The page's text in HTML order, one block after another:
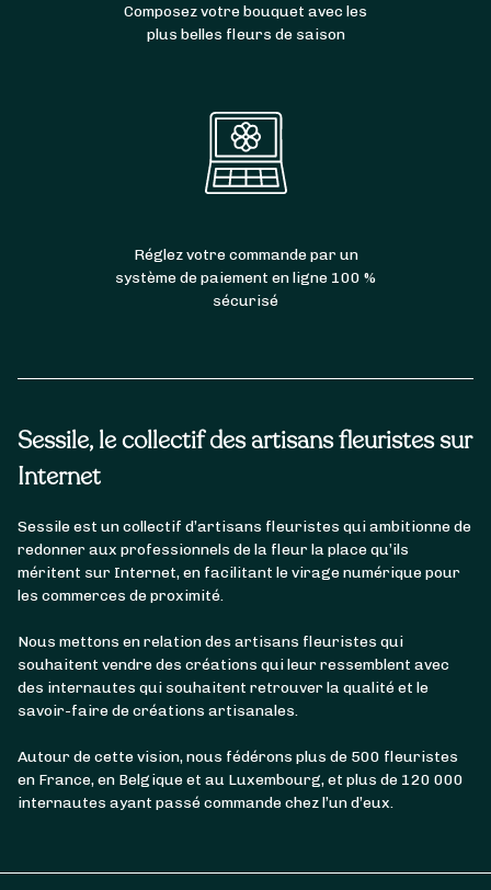
Sessile, le collectif des artisans fleuristes sur
Internet
Sessile est un collectif d’artisans fleuristes qui ambitionne de
redonner aux professionnels de la fleur la place qu’ils
méritent sur Internet, en facilitant le virage numérique pour
les commerces de proximité.
Nous mettons en relation des artisans fleuristes qui
souhaitent vendre des créations qui leur ressemblent avec
des internautes qui souhaitent retrouver la qualité et le
savoir-faire de créations artisanales.
Autour de cette vision, nous fédérons plus de 500 fleuristes
en France, en Belgique et au Luxembourg, et plus de 120 000
internautes ayant passé commande chez l’un d’eux.
Composez votre bouquet avec les
plus belles fleurs de saison
Réglez votre commande par un
système de paiement en ligne 100 %
sécurisé